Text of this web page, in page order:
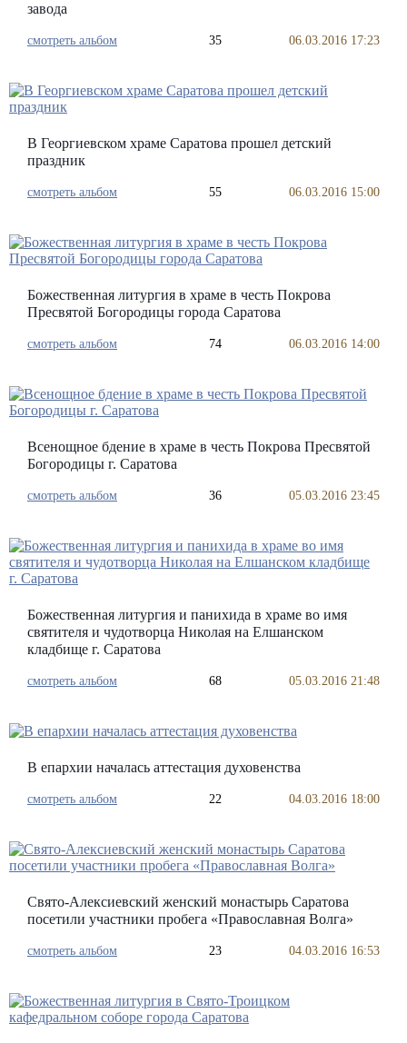
завода
смотреть альбом 35 06.03.2016 17:23
В Георгиевском храме Саратова прошел детский
праздник
смотреть альбом 55 06.03.2016 15:00
Божественная литургия в храме в честь Покрова
Пресвятой Богородицы города Саратова
смотреть альбом 74 06.03.2016 14:00
Всенощное бдение в храме в честь Покрова Пресвятой
Богородицы г. Саратова
смотреть альбом 36 05.03.2016 23:45
Божественная литургия и панихида в храме во имя
святителя и чудотворца Николая на Елшанском
кладбище г. Саратова
смотреть альбом 68 05.03.2016 21:48
В епархии началась аттестация духовенства
смотреть альбом 22 04.03.2016 18:00
Свято-Алексиевский женский монастырь Саратова
посетили участники пробега «Православная Волга»
смотреть альбом 23 04.03.2016 16:53